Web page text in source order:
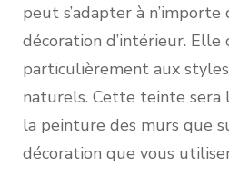
peut s’adapter à
décoration d’intérieur. Elle
particulièrement aux
naturels. Cette teinte sera
la peinture des murs que
décoration que vous